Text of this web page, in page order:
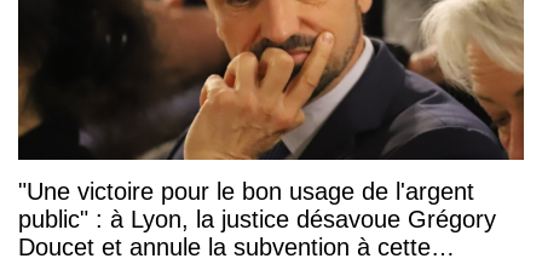
"Une victoire pour le bon usage de l'argent
public" : à Lyon, la justice désavoue Grégory
Doucet et annule la subvention à cette